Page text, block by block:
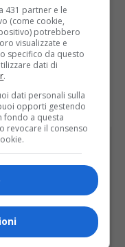
quinta edizione
Taddia
431 partner e le
(come cookie,
potrebbero
visualizzate e
specifico da questo
dati di
.
dati personali sulla
opporti gestendo
fondo a questa
revocare il consenso